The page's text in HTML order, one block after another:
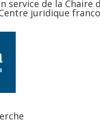
service de la Chaire
juridique